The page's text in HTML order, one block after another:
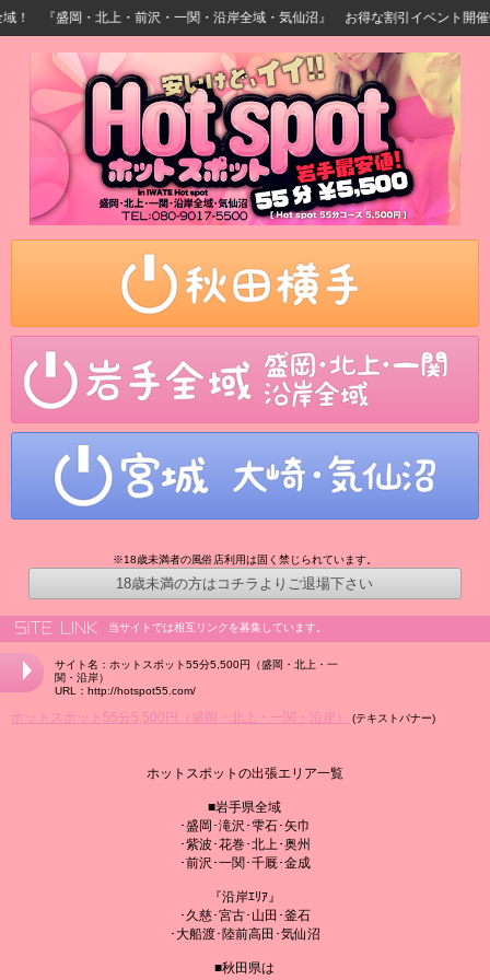
『盛岡・北上・前沢・一関・沿岸全域・気仙沼』 お得な割引イベント開
※18歳未満者の風俗店利用は固く禁じられています。
18歳未満の方はコチラよりご退場下さい
当サイトでは相互リンクを募集しています。
サイト名：ホットスポット55分5,500円（盛岡・北上・一
関・沿岸）
URL：http://hotspot55.com/
ホットスポット55分5,500円（盛岡・北上・一関・沿岸） (テキストバナー)
ホットスポットの出張エリア一覧
■岩手県全域
･盛岡･滝沢･雫石･矢巾
･紫波･花巻･北上･奥州
･前沢･一関･千厩･金成
『沿岸ｴﾘｱ』
･久慈･宮古･山田･釜石
･大船渡･陸前高田･気仙沼
■秋田県は